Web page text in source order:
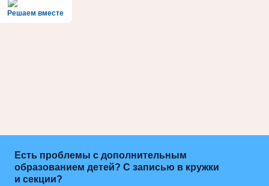
Решаем вместе
Есть проблемы с дополнительным
образованием детей? С записью в кружки
и секции?